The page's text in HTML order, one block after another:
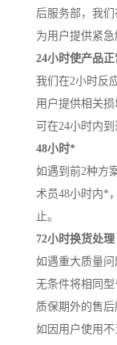
后服务部，我们
为用户提供紧急
24小时使产品
我们在2小时反
用户提供相关
可在24小时内
48小时*
如遇到前2种方
术员48小时内*
止。
72小时换货处理
如遇重大质量
无条件将相同型
质保期外的售后
如因用户使用